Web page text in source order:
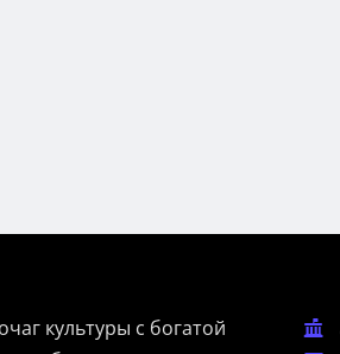
культуры с богатой